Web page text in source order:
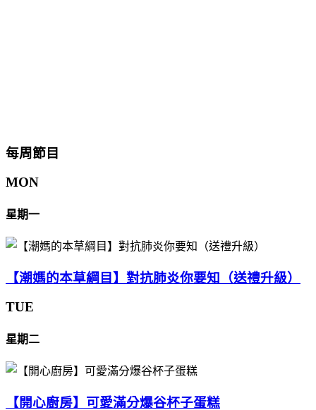
每周節目
MON
星期一
【潮媽的本草綱目】對抗肺炎你要知（送禮升級）
TUE
星期二
【開心廚房】可愛滿分爆谷杯子蛋糕